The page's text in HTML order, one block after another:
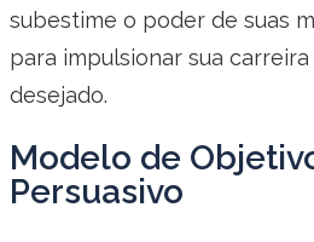
subestime o poder de suas
para impulsionar sua
desejado.
Modelo de
Persuasivo